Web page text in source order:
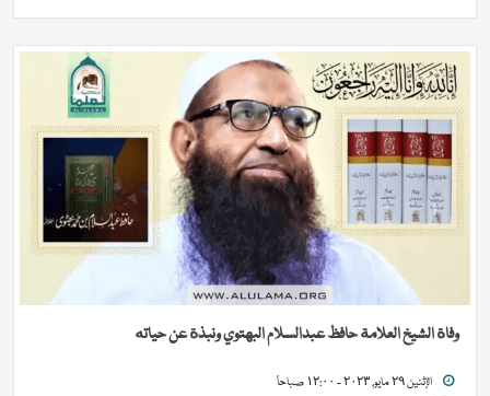
وفاة الشيخ العلامة حافظ عبدالسلام البهتوي ونبذة عن حياته
الإثنين ٢٩ مايو, ٢٠٢٣ - ١٢:٠٠ صباحاً